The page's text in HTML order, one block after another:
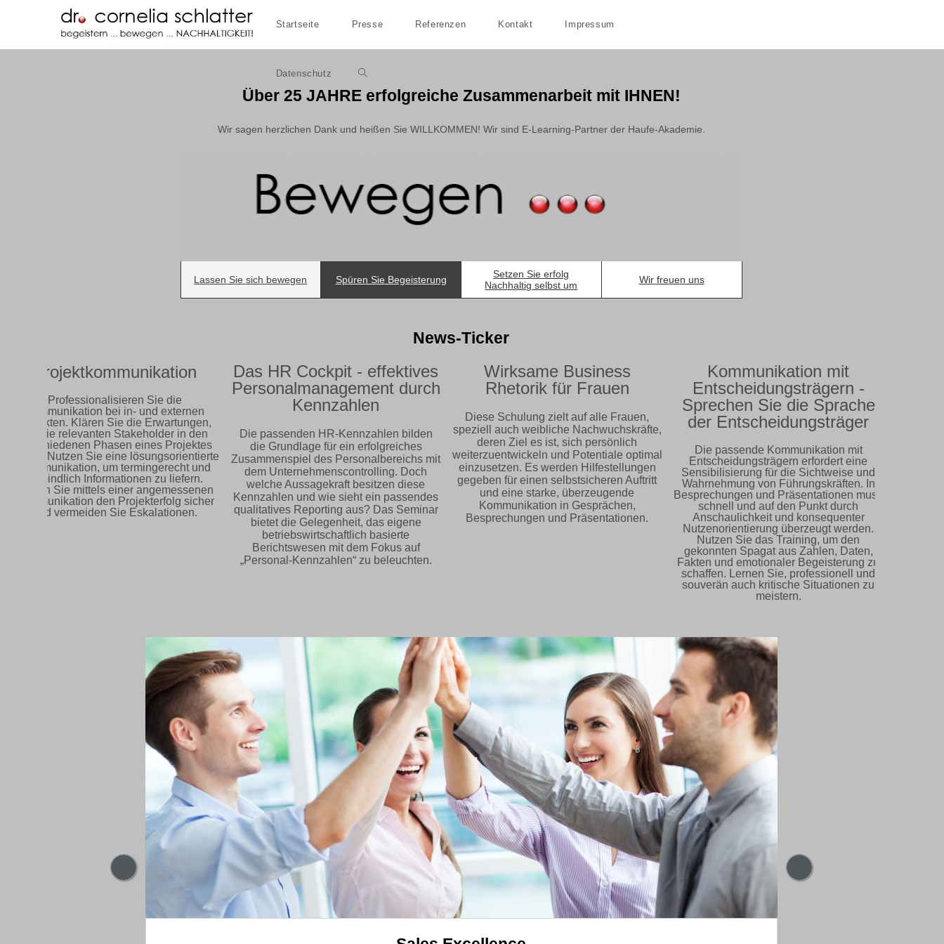
Startseite Presse Referenzen Kontakt Impressum
Datenschutz Website-
Über 25 JAHRE erfolgreiche Zusammenarbeit mit IHNEN!
Wir sagen herzlichen Dank und heißen Sie WILLKOMMEN! Wir sind E-Learning-Partner der Haufe-Akademie.
Lassen Sie sich bewegen Spüren Sie Begeisterung
Setzen Sie erfolg
Nachhaltig selbst um
Wir freuen uns
News-Ticker
Projektkommunikation
Professionalisieren Sie die
Kommunikation bei in- und externen
Projekten. Klären Sie die Erwartungen,
die die relevanten Stakeholder in den
verschiedenen Phasen eines Projektes
Nutzen Sie eine lösungsorientierte
Kommunikation, um termingerecht und
verbindlich Informationen zu liefern.
Stellen Sie mittels einer angemessenen
Kommunikation den Projekterfolg sicher
und vermeiden Sie Eskalationen.
Das HR Cockpit - effektives
Personalmanagement durch
Kennzahlen
Die passenden HR-Kennzahlen bilden
die Grundlage für ein erfolgreiches
Zusammenspiel des Personalbereichs mit
dem Unternehmenscontrolling. Doch
welche Aussagekraft besitzen diese
Kennzahlen und wie sieht ein passendes
qualitatives Reporting aus? Das Seminar
bietet die Gelegenheit, das eigene
betriebswirtschaftlich basierte
Berichtswesen mit dem Fokus auf
„Personal-Kennzahlen“ zu beleuchten.
Wirksame Business
Rhetorik für Frauen
Diese Schulung zielt auf alle Frauen,
speziell auch weibliche Nachwuchskräfte,
deren Ziel es ist, sich persönlich
weiterzuentwickeln und Potentiale optimal
einzusetzen. Es werden Hilfestellungen
gegeben für einen selbstsicheren Auftritt
und eine starke, überzeugende
Kommunikation in Gesprächen,
Besprechungen und Präsentationen.
Kommunikation mit
Entscheidungsträgern -
Sprechen Sie die Sprache
der Entscheidungsträger
Die passende Kommunikation mit
Entscheidungsträgern erfordert eine
Sensibilisierung für die Sichtweise und
Wahrnehmung von Führungskräften. In
Besprechungen und Präsentationen muss
schnell und auf den Punkt durch
Anschaulichkeit und konsequenter
Nutzenorientierung überzeugt werden.
Nutzen Sie das Training, um den
gekonnten Spagat aus Zahlen, Daten,
Fakten und emotionaler Begeisterung zu
schaffen. Lernen Sie, professionell und
souverän auch kritische Situationen zu
meistern.